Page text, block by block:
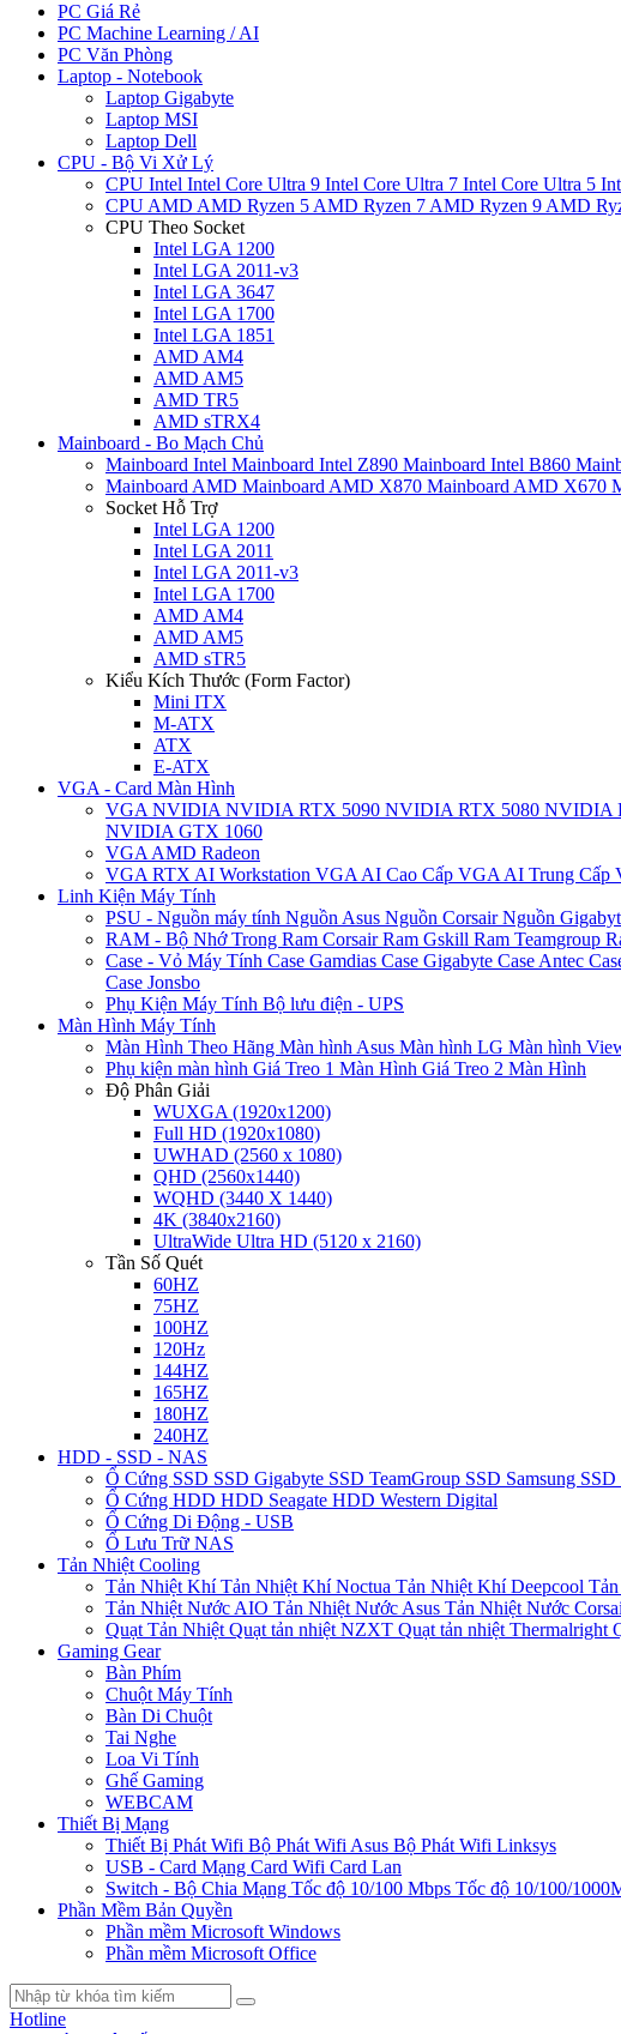
PC Giá Rẻ
PC Machine Learning / AI
PC Văn Phòng
Laptop - Notebook
Laptop Gigabyte
Laptop MSI
Laptop Dell
CPU - Bộ Vi Xử Lý
CPU Intel Intel Core Ultra 9 Intel Core Ultra 7 Intel Core Ultra 5
CPU AMD AMD Ryzen 5 AMD Ryzen 7 AMD Ryzen 9 AMD
CPU Theo Socket
Intel LGA 1200
Intel LGA 2011-v3
Intel LGA 3647
Intel LGA 1700
Intel LGA 1851
AMD AM4
AMD AM5
AMD TR5
AMD sTRX4
Mainboard - Bo Mạch Chủ
Mainboard Intel Mainboard Intel Z890 Mainboard Intel B860
Mainboard AMD Mainboard AMD X870 Mainboard AMD X670
Socket Hỗ Trợ
Intel LGA 1200
Intel LGA 2011
Intel LGA 2011-v3
Intel LGA 1700
AMD AM4
AMD AM5
AMD sTR5
Kiểu Kích Thước (Form Factor)
Mini ITX
M-ATX
ATX
E-ATX
VGA - Card Màn Hình
VGA NVIDIA NVIDIA RTX 5090 NVIDIA RTX 5080 NVIDIA
NVIDIA GTX 1060
VGA AMD Radeon
VGA RTX AI Workstation VGA AI Cao Cấp VGA AI Trung Cấp
Linh Kiện Máy Tính
PSU - Nguồn máy tính Nguồn Asus Nguồn CorsairNguồn
RAM - Bộ Nhớ Trong Ram CorsairRam Gskill Ram Teamgroup
Case - Vỏ Máy Tính Case Gamdias Case Gigabyte Case Antec
Case Jonsbo
Phụ Kiện Máy Tính Bộ lưu điện - UPS
Màn Hình Máy Tính
Màn Hình Theo Hãng Màn hình Asus Màn hình LG Màn hình
Phụ kiện màn hình Giá Treo 1 Màn Hình Giá Treo 2 Màn Hình
Độ Phân Giải
WUXGA (1920x1200)
Full HD (1920x1080)
UWHAD (2560 x 1080)
QHD (2560x1440)
WQHD (3440 X 1440)
4K (3840x2160)
UltraWide Ultra HD (5120 x 2160)
Tần Số Quét
60HZ
75HZ
100HZ
120Hz
144HZ
165HZ
180HZ
240HZ
HDD - SSD - NAS
Ổ Cứng SSD SSD Gigabyte SSD TeamGroup SSD Samsung SSD
Ổ Cứng HDD HDD Seagate HDD Western Digital
Ổ Cứng Di Động - USB
Ổ Lưu Trữ NAS
Tản Nhiệt Cooling
Tản Nhiệt KhíTản Nhiệt Khí Noctua Tản Nhiệt Khí Deepcool
Tản Nhiệt Nước AIO Tản Nhiệt Nước Asus Tản Nhiệt Nước
Quạt Tản Nhiệt Quạt tản nhiệt NZXT Quạt tản nhiệt Thermalright
Gaming Gear
Bàn Phím
Chuột Máy Tính
Bàn Di Chuột
Tai Nghe
Loa Vi Tính
Ghế Gaming
WEBCAM
Thiết Bị Mạng
Thiết Bị Phát Wifi Bộ Phát Wifi Asus Bộ Phát Wifi Linksys
USB - Card Mạng Card Wifi Card Lan
Switch - Bộ Chia Mạng Tốc độ 10/100 Mbps Tốc độ 10/100/
Phần Mềm Bản Quyền
Phần mềm Microsoft Windows
Phần mềm Microsoft Office
Hotline